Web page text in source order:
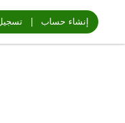
إنشاء حساب